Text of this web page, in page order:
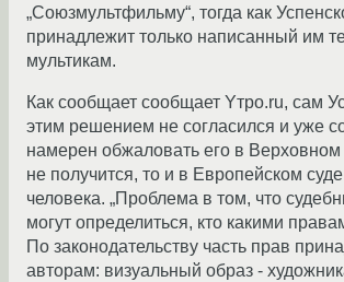
„Союзмультфильму“, тогда как
принадлежит только написанный им
мультикам.
Как сообщает сообщает Yтро.ru, сам
этим решением не согласился и уже
намерен обжаловать его в Верховном
не получится, то и в Европейском
человека. „Проблема в том, что
могут определиться, кто какими
По законодательству часть прав
авторам: визуальный образ -